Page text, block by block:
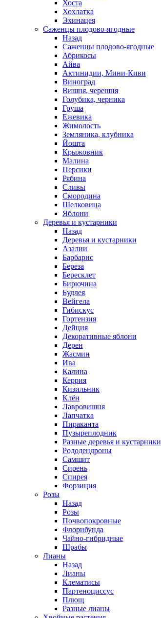
Хоста
Хохлатка
Эхинацея
Саженцы плодово-ягодные
Назад
Саженцы плодово-ягодные
Абрикосы
Айва
Актинидии, Мини-Киви
Виноград
Вишня, черешня
Голубика, черника
Груша
Ежевика
Жимолость
Земляника, клубника
Йошта
Крыжовник
Малина
Персики
Рябина
Сливы
Смородина
Шелковица
Яблони
Деревья и кустарники
Назад
Деревья и кустарники
Азалии
Барбарис
Береза
Бересклет
Бирючина
Будлея
Вейгела
Гибискус
Гортензия
Дейция
Декоративные яблони
Дерен
Жасмин
Ива
Калина
Керрия
Кизильник
Клён
Лавровишня
Лапчатка
Пираканта
Пузыреплодник
Разные деревья и кустарники
Рододендроны
Самшит
Сирень
Спирея
Форзиция
Розы
Назад
Розы
Почвопокровные
Флорибунда
Чайно-гибридные
Шрабы
Лианы
Назад
Лианы
Клематисы
Партеноциссус
Плющ
Разные лианы